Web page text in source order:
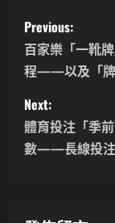
P
o
s
t
n
Previous:
百家樂「一靴
程——以及「牌
Next:
體育投注「季
數——長線投注